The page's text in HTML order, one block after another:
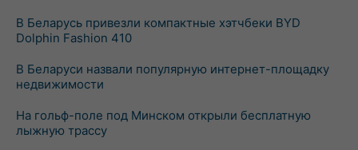
В Беларусь привезли компактные хэтчбеки BYD
Dolphin Fashion 410
В Беларуси назвали популярную интернет-площадку
недвижимости
На гольф-поле под Минском открыли бесплатную
лыжную трассу